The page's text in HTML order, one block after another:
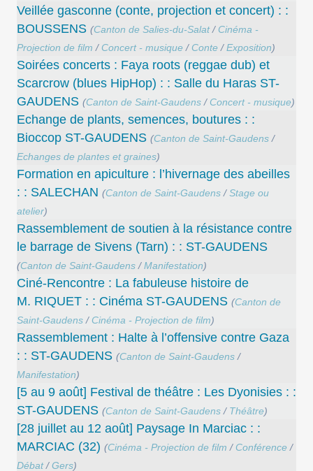
Veillée gasconne (conte, projection et concert) : :
BOUSSENS (Canton de Salies-du-Salat/ Cinéma -
Projection de film / Concert - musique/ Conte/Exposition)
Soirées concerts : Faya roots (reggae dub) et
Scarcrow (blues HipHop) : : Salle du Haras ST-
GAUDENS (Canton de Saint-Gaudens/ Concert - musique)
Echange de plants, semences, boutures : :
Bioccop ST-GAUDENS (Canton de Saint-Gaudens/
Echanges de plantes et graines)
Formation en apiculture : l’hivernage des abeilles
: : SALECHAN (Canton de Saint-Gaudens/Stage ou
atelier)
Rassemblement de soutien à la résistance contre
le barrage de Sivens (Tarn) : : ST-GAUDENS
(Canton de Saint-Gaudens/Manifestation)
Ciné-Rencontre : La fabuleuse histoire de
M. RIQUET : : Cinéma ST-GAUDENS (Canton de
Saint-Gaudens/ Cinéma - Projection de film)
Rassemblement : Halte à l’offensive contre Gaza
: : ST-GAUDENS (Canton de Saint-Gaudens/
Manifestation)
[5 au 9 août] Festival de théâtre : Les Dyonisies : :
ST-GAUDENS (Canton de Saint-Gaudens/ Théâtre)
[28 juillet au 12 août] Paysage In Marciac : :
MARCIAC (32) (Cinéma - Projection de film / Conférence/
Débat/Gers)